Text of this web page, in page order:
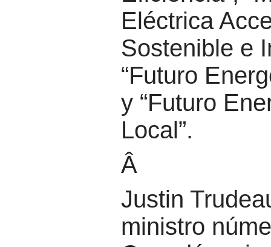
Eléctrica
Sostenible e
“Futuro
y “Futuro
Local”.
Â
Justin
ministro